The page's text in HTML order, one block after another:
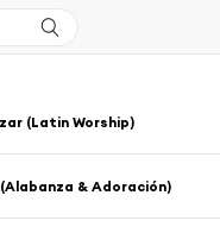
(Latin Worship)
& Adoración)